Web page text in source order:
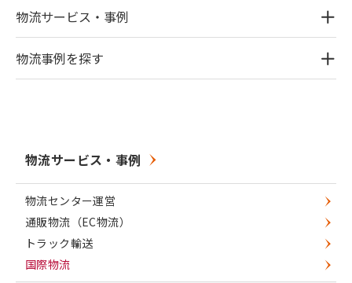
物流サービス・事例
物流事例を探す
物流サービス・事例
物流センター運営
通販物流（EC物流）
トラック輸送
国際物流